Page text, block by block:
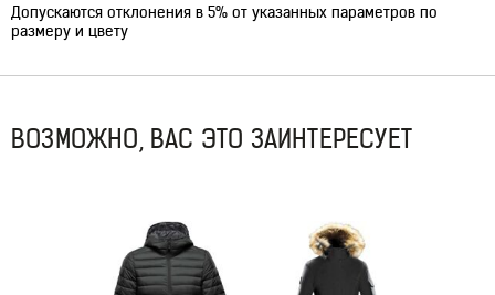
Допускаются отклонения в 5% от указанных параметров по
размеру и цвету
ВОЗМОЖНО, ВАС ЭТО ЗАИНТЕРЕСУЕТ